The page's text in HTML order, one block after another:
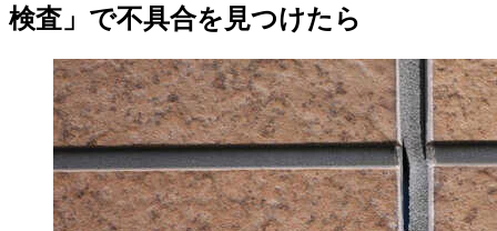
検査」で不具合を見つけたら